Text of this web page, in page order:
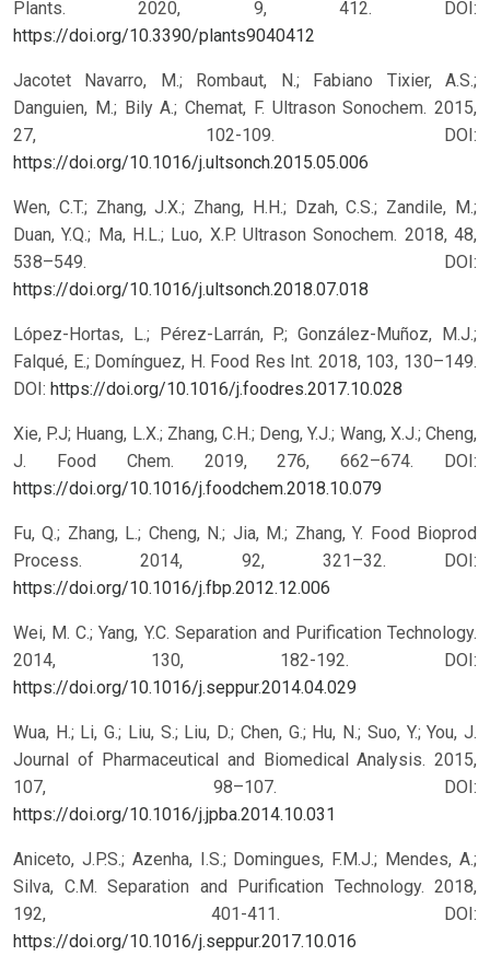
Plants. 2020, 9, 412.
DOI:
https://doi.org/10.3390/plants9040412
Jacotet Navarro, M.; Rombaut, N.; Fabiano Tixier, A.S.;
Danguien, M.; Bily A.; Chemat, F. Ultrason Sonochem. 2015,
27, 102-109.
DOI:
https://doi.org/10.1016/j.ultsonch.2015.05.006
Wen, C.T.; Zhang, J.X.; Zhang, H.H.; Dzah, C.S.; Zandile, M.;
Duan, Y.Q.; Ma, H.L.; Luo, X.P. Ultrason Sonochem. 2018, 48,
538–549.
DOI:
https://doi.org/10.1016/j.ultsonch.2018.07.018
López-Hortas, L.; Pérez-Larrán, P.; González-Muñoz, M.J.;
Falqué, E.; Domínguez, H. Food Res Int. 2018, 103, 130–149.
DOI: https://doi.org/10.1016/j.foodres.2017.10.028
Xie, P.J; Huang, L.X.; Zhang, C.H.; Deng, Y.J.; Wang, X.J.; Cheng,
J. Food Chem. 2019, 276, 662–674.
DOI:
https://doi.org/10.1016/j.foodchem.2018.10.079
Fu, Q.; Zhang, L.; Cheng, N.; Jia, M.; Zhang, Y. Food Bioprod
Process. 2014, 92, 321–32.
DOI:
https://doi.org/10.1016/j.fbp.2012.12.006
Wei, M. C.; Yang, Y.C. Separation and Purification Technology.
2014, 130, 182-192.
DOI:
https://doi.org/10.1016/j.seppur.2014.04.029
Wua, H.; Li, G.; Liu, S.; Liu, D.; Chen, G.; Hu, N.; Suo, Y.; You, J.
Journal of Pharmaceutical and Biomedical Analysis. 2015,
107, 98–107.
DOI:
https://doi.org/10.1016/j.jpba.2014.10.031
Aniceto, J.P.S.; Azenha, I.S.; Domingues, F.M.J.; Mendes, A.;
Silva, C.M. Separation and Purification Technology. 2018,
192, 401-411.
DOI:
https://doi.org/10.1016/j.seppur.2017.10.016